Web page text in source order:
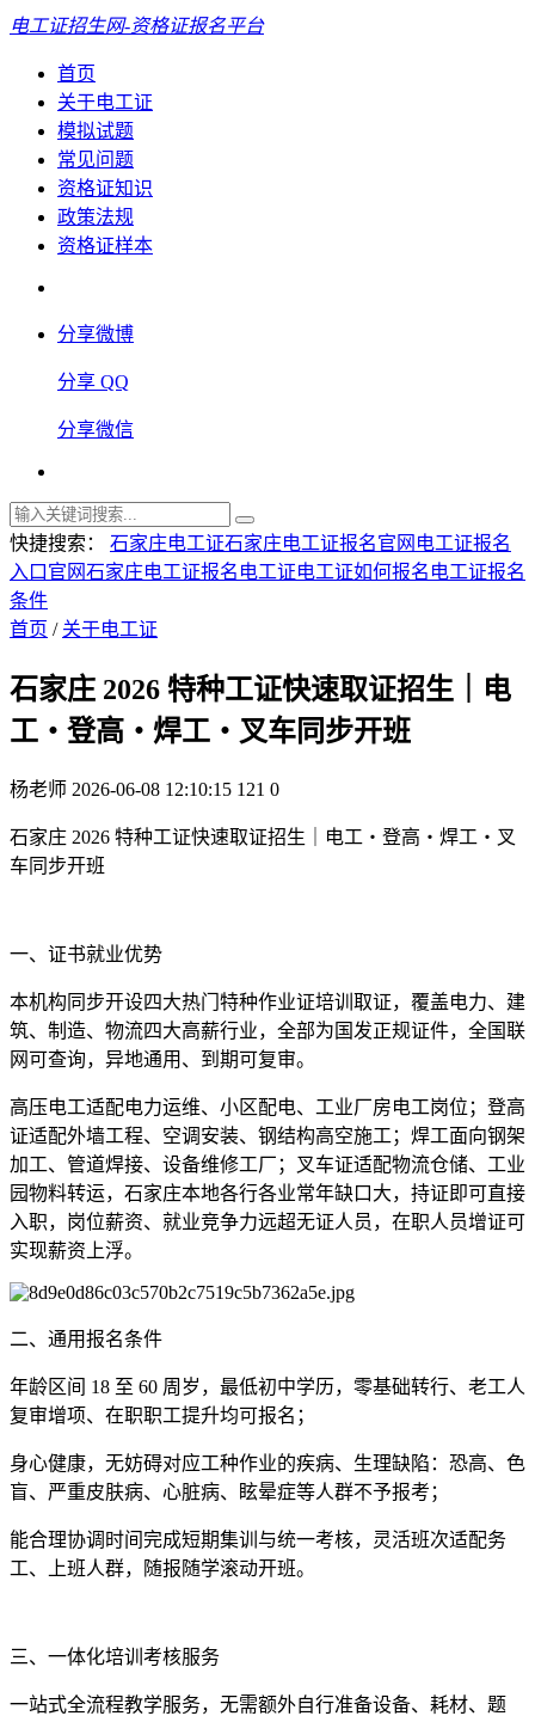
电工证招生网-资格证报名平台
首页
关于电工证
模拟试题
常见问题
资格证知识
政策法规
资格证样本
分享微博
分享 QQ
分享微信
快捷搜索： 石家庄电工证石家庄电工证报名官网 电工证报名
入口官网石家庄电工证报名 电工证电工证如何报名 电工证报名
条件
首页 / 关于电工证
石家庄 2026 特种工证快速取证招生｜电
工・登高・焊工・叉车同步开班
杨老师 2026-06-08 12:10:15 121 0
石家庄 2026 特种工证快速取证招生｜电工・登高・焊工・叉
车同步开班
一、证书就业优势
本机构同步开设四大热门特种作业证培训取证，覆盖电力、建
筑、制造、物流四大高薪行业，全部为国发正规证件，全国联
网可查询，异地通用、到期可复审。
高压电工适配电力运维、小区配电、工业厂房电工岗位；登高
证适配外墙工程、空调安装、钢结构高空施工；焊工面向钢架
加工、管道焊接、设备维修工厂；叉车证适配物流仓储、工业
园物料转运，石家庄本地各行各业常年缺口大，持证即可直接
入职，岗位薪资、就业竞争力远超无证人员，在职人员增证可
实现薪资上浮。
二、通用报名条件
年龄区间 18 至 60 周岁，最低初中学历，零基础转行、老工人
复审增项、在职职工提升均可报名；
身心健康，无妨碍对应工种作业的疾病、生理缺陷：恐高、色
盲、严重皮肤病、心脏病、眩晕症等人群不予报考；
能合理协调时间完成短期集训与统一考核，灵活班次适配务
工、上班人群，随报随学滚动开班。
三、一体化培训考核服务
一站式全流程教学服务，无需额外自行准备设备、耗材、题